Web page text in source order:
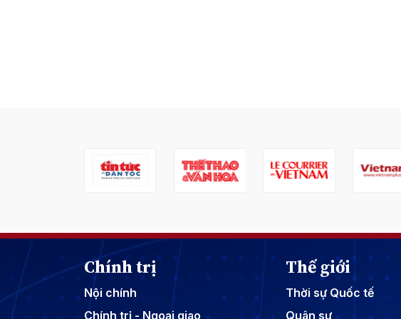
Chính trị
Nội chính
Chính trị - Ngoại giao
Thế giới
Thời sự Quốc tế
Quân sự